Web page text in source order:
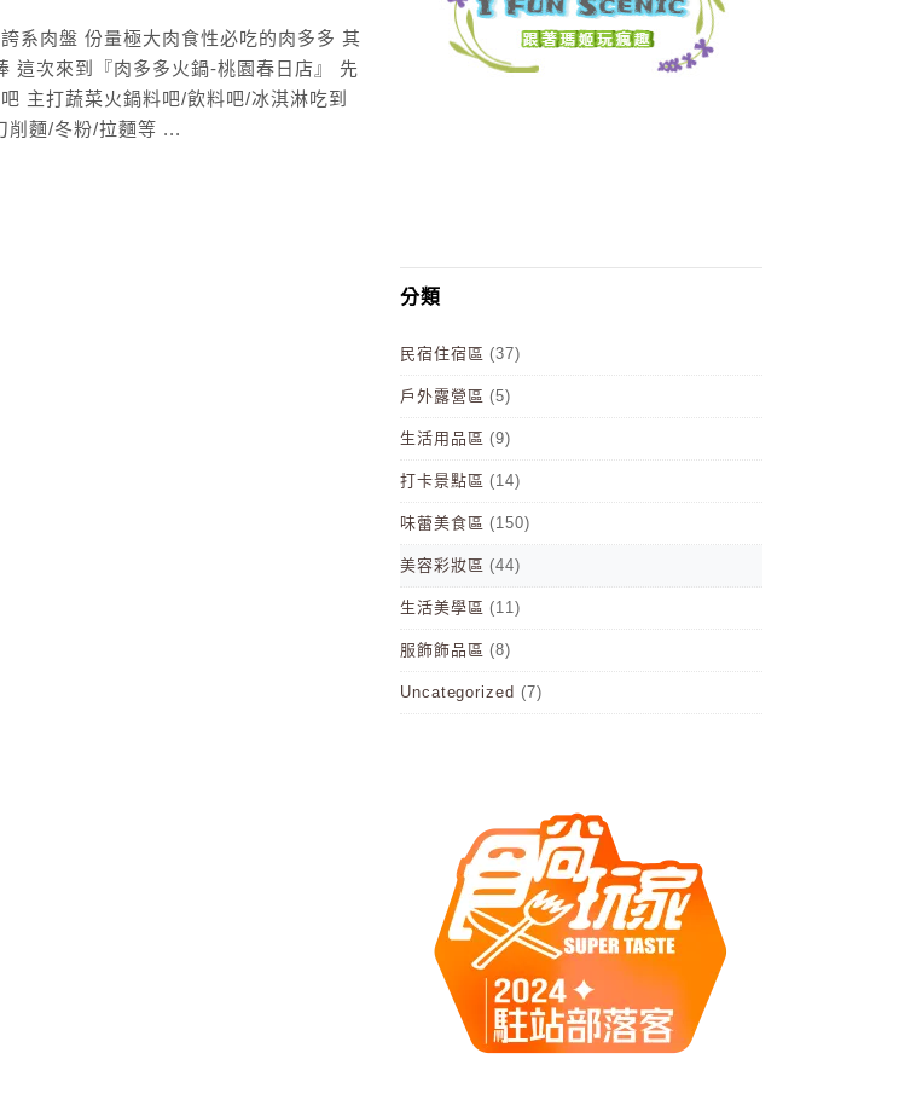
系肉盤 份量極大肉食性必吃的肉多多 其
這次來到『肉多多火鍋-桃園春日店』 先
主打蔬菜火鍋料吧/飲料吧/冰淇淋吃到
削麵/冬粉/拉麵等 ...
分類
民宿住宿區 (37)
戶外露營區 (5)
生活用品區 (9)
打卡景點區 (14)
味蕾美食區 (150)
美容彩妝區 (44)
生活美學區 (11)
服飾飾品區 (8)
Uncategorized (7)